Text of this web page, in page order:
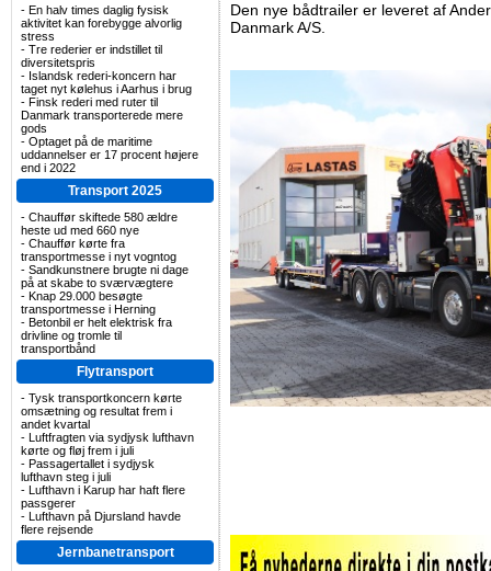
- En halv times daglig fysisk
aktivitet kan forebygge alvorlig
stress
- Tre rederier er indstillet til
diversitetspris
- Islandsk rederi-koncern har
taget nyt kølehus i Aarhus i brug
- Finsk rederi med ruter til
Danmark transporterede mere
gods
- Optaget på de maritime
uddannelser er 17 procent højere
end i 2022
Transport 2025
- Chauffør skiftede 580 ældre
heste ud med 660 nye
- Chauffør kørte fra
transportmesse i nyt vogntog
- Sandkunstnere brugte ni dage
på at skabe to sværvægtere
- Knap 29.000 besøgte
transportmesse i Herning
- Betonbil er helt elektrisk fra
drivline og tromle til
transportbånd
Flytransport
- Tysk transportkoncern kørte
omsætning og resultat frem i
andet kvartal
- Luftfragten via sydjysk lufthavn
kørte og fløj frem i juli
- Passagertallet i sydjysk
lufthavn steg i juli
- Lufthavn i Karup har haft flere
passgerer
- Lufthavn på Djursland havde
flere rejsende
Jernbanetransport
Den nye bådtrailer er leveret af
Danmark A/S.